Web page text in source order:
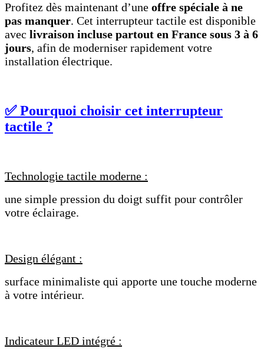
Profitez dès maintenant d’une offre spéciale à ne
pas manquer. Cet interrupteur tactile est disponible
avec livraison incluse partout en France sous 3 à 6
jours, afin de moderniser rapidement votre
installation électrique.
✅ Pourquoi choisir cet interrupteur
tactile ?
Technologie tactile moderne :
une simple pression du doigt suffit pour contrôler
votre éclairage.
Design élégant :
surface minimaliste qui apporte une touche moderne
à votre intérieur.
Indicateur LED intégré :